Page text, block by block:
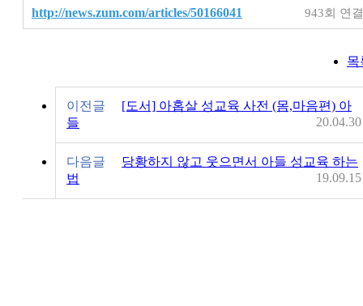
http://news.zum.com/articles/50166041 943회 연결
목
이전글
[도서] 아홉살 성교육 사전 (몸,마음편) 아
들
20.04.30
다음글
당황하지 않고 웃으면서 아들 성교육 하는
법
19.09.15